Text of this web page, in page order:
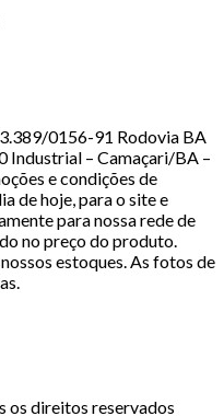
0156-91 Rodovia BA
Industrial – Camaçari/BA –
e condições de
de hoje, para o site e
para nossa rede de
no preço do produto.
estoques. As fotos de
os direitos reservados